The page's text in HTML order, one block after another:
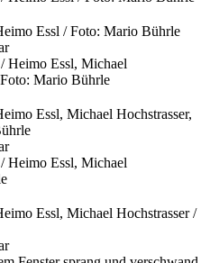
Essl / Foto: Mario Bührle
Essl, Michael Hochstrasser,
Essl, Michael Hochstrasser /